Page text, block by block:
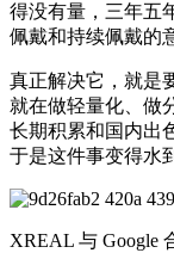
得没有量，三年五
佩戴和持续佩戴的
真正解决它，就是
就在做轻量化、做
长期积累和国内出
于是这件事变得水
XREAL 与 Google